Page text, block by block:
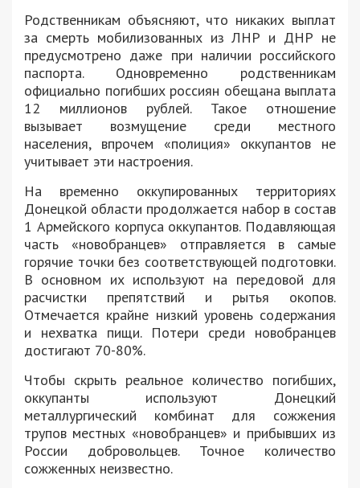
Родственникам объясняют, что никаких выплат
за смерть мобилизованных из ЛНР и ДНР не
предусмотрено даже при наличии российского
паспорта. Одновременно родственникам
официально погибших россиян обещана выплата
12 миллионов рублей. Такое отношение
вызывает возмущение среди местного
населения, впрочем «полиция» оккупантов не
учитывает эти настроения.
На временно оккупированных территориях
Донецкой области продолжается набор в состав
1 Армейского корпуса оккупантов. Подавляющая
часть «новобранцев» отправляется в самые
горячие точки без соответствующей подготовки.
В основном их используют на передовой для
расчистки препятствий и рытья окопов.
Отмечается крайне низкий уровень содержания
и нехватка пищи. Потери среди новобранцев
достигают 70-80%.
Чтобы скрыть реальное количество погибших,
оккупанты используют Донецкий
металлургический комбинат для сожжения
трупов местных «новобранцев» и прибывших из
России добровольцев. Точное количество
сожженных неизвестно.